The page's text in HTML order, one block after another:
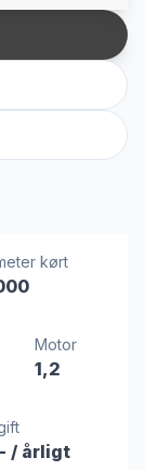
kørt
Motor
1,2
/ årligt